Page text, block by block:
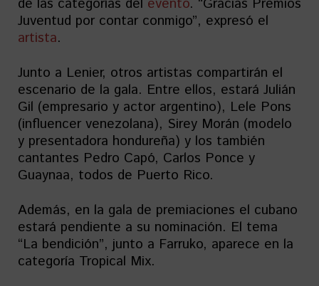
de las categorías del evento. “Gracias Premios
Juventud por contar conmigo”, expresó el
artista.
Junto a Lenier, otros artistas compartirán el
escenario de la gala. Entre ellos, estará Julián
Gil (empresario y actor argentino), Lele Pons
(influencer venezolana), Sirey Morán (modelo
y presentadora hondureña) y los también
cantantes Pedro Capó, Carlos Ponce y
Guaynaa, todos de Puerto Rico.
Además, en la gala de premiaciones el cubano
estará pendiente a su nominación. El tema
“La bendición”, junto a Farruko, aparece en la
categoría Tropical Mix.